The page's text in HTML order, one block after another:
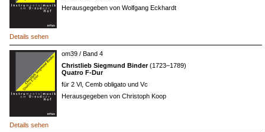
Herausgegeben von Wolfgang Eckhardt
Details sehen
om39 / Band 4
Christlieb Siegmund Binder(1723–1789)
Quatro F-Dur
für 2 Vl, Cemb obligato und Vc
Herausgegeben von Christoph Koop
Details sehen